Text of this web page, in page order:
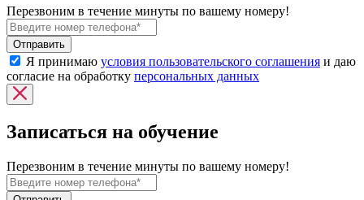
Перезвоним в течение минуты по вашему номеру!
Я принимаю условия пользовательского соглашения и даю
согласие на обработку персональных данных
Записаться на обучение
Перезвоним в течение минуты по вашему номеру!